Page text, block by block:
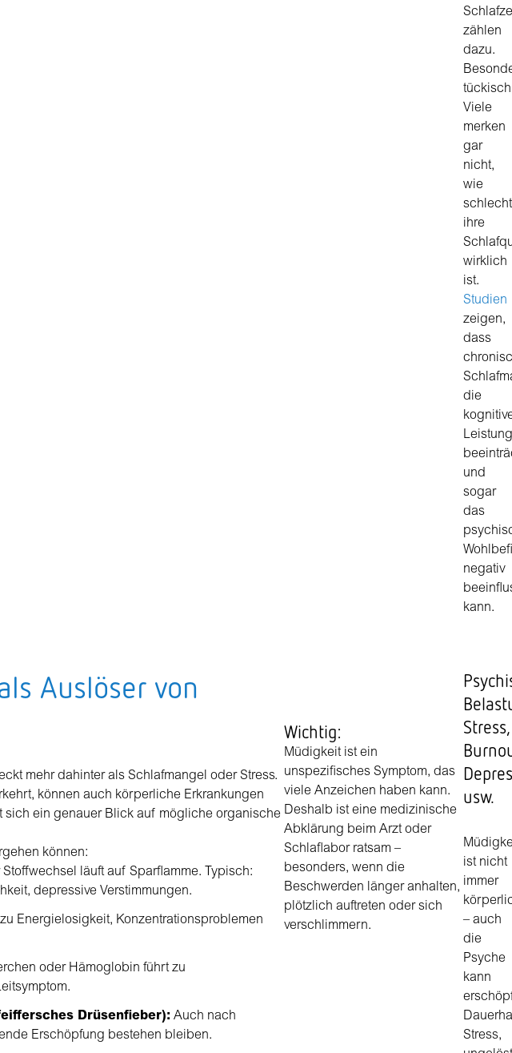
zählen
dazu.
Viele
merken
gar
nicht,
wie
schlecht
ihre
wirklich
ist.
Studien
zeigen,
dass
die
und
sogar
das
negativ
kann.
Auslöser von
mehr dahinter als Schlafmangel oder Stress.
können auch körperliche Erkrankungen
ein genauer Blick auf mögliche organische
können:
Stoffwechsel läuft auf Sparflamme. Typisch:
depressive Verstimmungen.
Energielosigkeit, Konzentrationsproblemen
oder Hämoglobin führt zu
Drüsenfieber): Auch nach
Erschöpfung bestehen bleiben.
Wichtig:
Müdigkeit ist ein
unspezifisches Symptom, das
viele Anzeichen haben kann.
Deshalb ist eine medizinische
Abklärung beim Arzt oder
Schlaflabor ratsam –
besonders, wenn die
Beschwerden länger anhalten,
plötzlich auftreten oder sich
verschlimmern.
Stress,
usw.
ist nicht
immer
– auch
die
Psyche
kann
Stress,